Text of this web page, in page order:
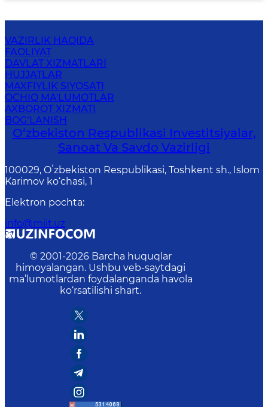
VAZIRLIK HAQIDA
FAOLIYAT
DAVLAT XIZMATLARI
HUJJATLAR
MAXFIYLIK SIYOSATI
OCHIQ MA'LUMOTLAR
AXBOROT XIZMATI
BOG‘LANISH
O‘zbekiston Respublikasi Investitsiyalar,
Sanoat Va Savdo Vazirligi
100029, Oʻzbekiston Respublikasi, Toshkent sh., Islom
Karimov ko‘chasi, 1
Elektron pochta:
info@miit.uz
© 2001-2026 Barcha huquqlar
himoyalangan. Ushbu veb-saytdagi
ma’lumotlardan foydalanganda havola
ko‘rsatilishi shart.